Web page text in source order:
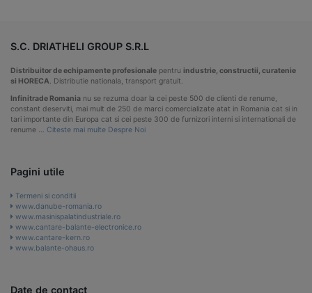
S.C. DRIATHELI GROUP S.R.L
Distribuitor de echipamente profesionale pentru industrie, constructii, curatenie
si HORECA. Distributie nationala, transport gratuit.
Infinitrade Romania nu se rezuma doar la cei peste 500 de clienti de renume,
constant deserviti, mai mult de 250 de marci comercializate atat in Romania cat si in
tari importante din Europa cat si cei peste 300 de furnizori interni si internationali de
renume … Citeste mai multe Despre Noi
Pagini utile
Termeni si conditii
www.danube-romania.ro
www.masinispalatindustriale.ro
www.cantare-balante-electronice.ro
www.cantare-kern.ro
www.balante-ohaus.ro
Date de contact